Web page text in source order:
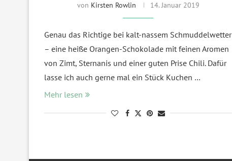
von Kirsten Rowlin 14. Januar 2019
Genau das Richtige bei kalt-nassem Schmuddelwetter
– eine heiße Orangen-Schokolade mit feinen Aromen
von Zimt, Sternanis und einer guten Prise Chili. Dafür
lasse ich auch gerne mal ein Stück Kuchen …
Mehr lesen